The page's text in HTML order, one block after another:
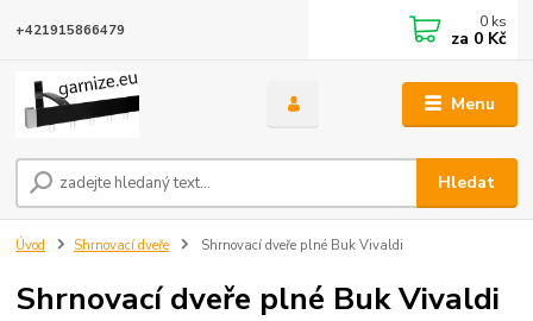
Menu
Hledat
+421915866479 0 ks
za 0 Kč
Úvod Shrnovací dveře Shrnovací dveře plné Buk Vivaldi
Shrnovací dveře plné Buk Vivaldi